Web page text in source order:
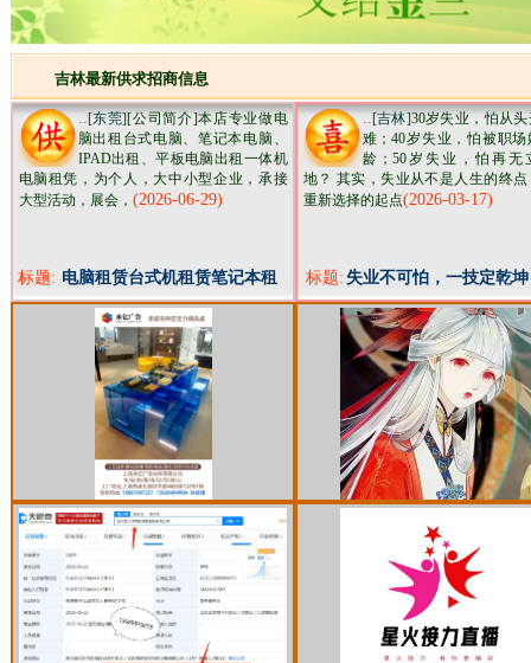
吉林最新供求招商信息
..[东莞][公司简介]本店专业做电
脑出租台式电脑、笔记本电脑、
IPAD出租、平板电脑出租一体机
电脑租凭，为个人，大中小型企业，承接
大型活动，展会， (2026-06-29)
标题: 电脑租赁台式机租赁笔记本租
赁一体机租赁
..[吉林]30岁失业，怕从
难；40岁失业，怕被职场
龄；50岁失业，怕再无
地？ 其实，失业从不是人生的终
重新选择的起点(2026-03-17)
标题: 失业不可怕，一技定乾
虹医械维修，不限年龄
启人生